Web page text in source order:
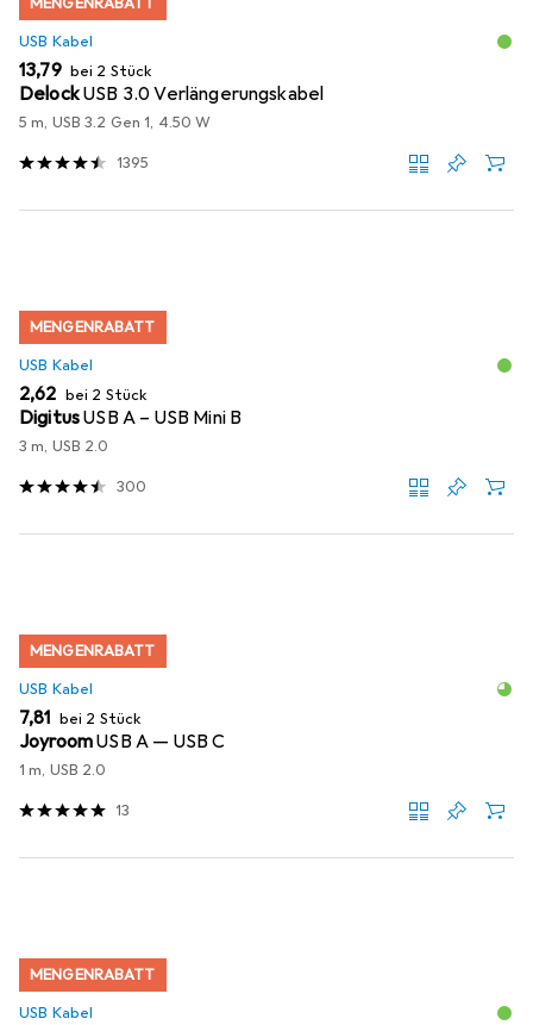
MENGENRABATT
USB Kabel
EUR
13,79 bei 2 Stück
DelockUSB 3.0 Verlängerungskabel
5 m, USB 3.2 Gen 1, 4.50 W
1395
MENGENRABATT
USB Kabel
EUR
2,62 bei 2 Stück
DigitusUSB A – USB Mini B
3 m, USB 2.0
300
MENGENRABATT
USB Kabel
EUR
7,81 bei 2 Stück
JoyroomUSB A — USB C
1 m, USB 2.0
13
MENGENRABATT
USB Kabel